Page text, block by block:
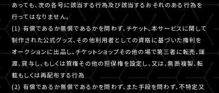
あっても、次の各号に該当する行為及び該当するおそれのある行為を
行ってはなりません。
(1) 有償であるか無償であるかを問わず、チケット、本サービスに関して
制作された公式グッズ、その他利用者としての資格に基づいた権利を
オークションに出品し、チケットショップその他の場で第三者に転売、譲
渡、貸与し、もしくは質権その他の担保権を設定し、又は、無断複製、転
載もしくは再配布する行為
(2) 有償であるか無償であるかを問わず、また手段を問わず、不特定又